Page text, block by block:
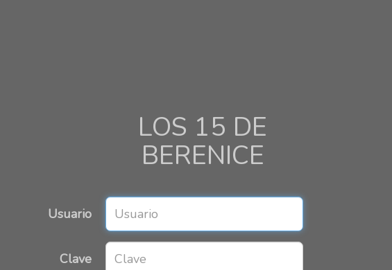
LOS 15 DE
BERENICE
Usuario
Clave